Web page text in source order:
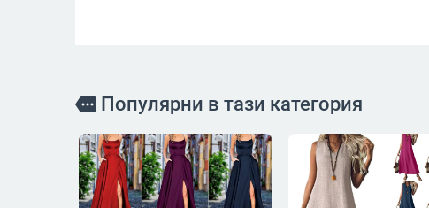
more Популярни в тази категория